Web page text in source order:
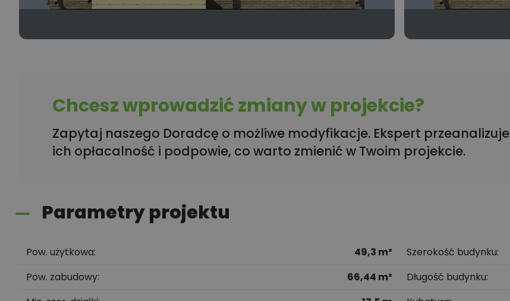
Chcesz wprowadzić zmiany w projekcie?
Zapytaj naszego Doradcę o możliwe modyfikacje. Ekspert przeanalizuje
ich opłacalność i podpowie, co warto zmienić w Twoim projekcie.
Parametry projektu
Pow. użytkowa
49,3 m²
Pow. zabudowy
66,44 m²
Szerokość budynku
Długość budynku